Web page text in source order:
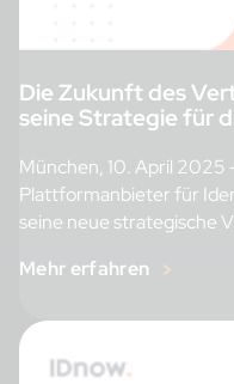
Die Zukunft des
seine Strategie für
München, 10. April 2025
Plattformanbieter für
seine neue strategische
Mehr erfahren